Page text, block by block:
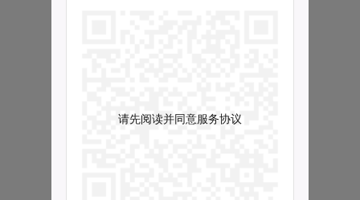
请先阅读并同意服务协议